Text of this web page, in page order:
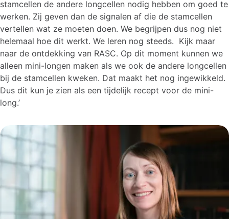
stamcellen de andere longcellen nodig hebben om goed te
werken. Zij geven dan de signalen af die de stamcellen
vertellen wat ze moeten doen. We begrijpen dus nog niet
helemaal hoe dit werkt. We leren nog steeds. Kijk maar
naar de ontdekking van RASC. Op dit moment kunnen we
alleen mini-longen maken als we ook de andere longcellen
bij de stamcellen kweken. Dat maakt het nog ingewikkeld.
Dus dit kun je zien als een tijdelijk recept voor de mini-
long.’